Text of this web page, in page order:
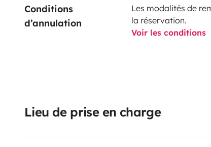
Conditions
d’annulation
Les modalités de
la réservation.
Voir les conditions
Lieu de prise en charge